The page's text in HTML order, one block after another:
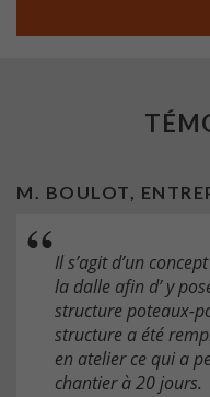
M. BOULOT,
Il s’agit d’un
la dalle afin d’ y
structure poteaux-
structure a été
en atelier ce qui a
chantier à 20 jours.